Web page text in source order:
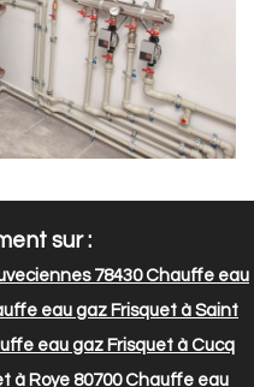
sur :
78430Chauffe eau
eau gaz Frisquet à Saint
eau gaz Frisquet à Cucq
à Roye 80700Chauffe eau